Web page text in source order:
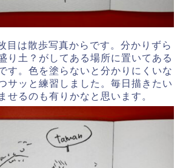
目は散歩写真からです。分かりずら
り土？がしてある場所に置いてある
す。色を塗らないと分かりにくいな
サッと練習しました。毎日描きたい
せるのも有りかなと思います。